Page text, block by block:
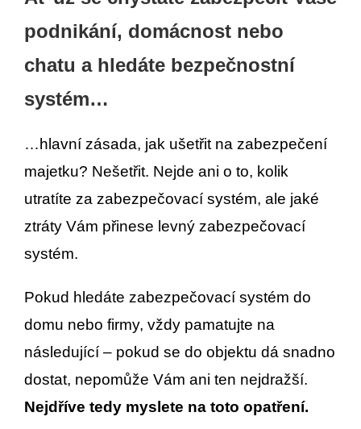
podnikání, domácnost nebo
chatu a hledáte bezpečnostní
systém…
…hlavní zásada, jak ušetřit na zabezpečení
majetku? Nešetřit. Nejde ani o to, kolik
utratíte za zabezpečovací systém, ale jaké
ztráty Vám přinese levný zabezpečovací
systém.
Pokud hledáte zabezpečovací systém do
domu nebo firmy, vždy pamatujte na
následující – pokud se do objektu dá snadno
dostat, nepomůže Vám ani ten nejdražší.
Nejdříve tedy myslete na toto opatření.